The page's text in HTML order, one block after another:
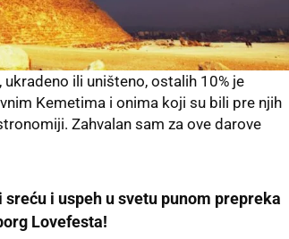
ili uništeno, ostalih 10% je
Kemetima i onima koji su bili pre njih
Zahvalan sam za ove darove
i uspeh u svetu punom prepreka
Lovefesta!